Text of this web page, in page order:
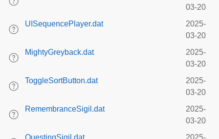
03-20
UISequencePlayer.dat
2025-
03-20
MightyGreyback.dat
2025-
03-20
ToggleSortButton.dat
2025-
03-20
RemembranceSigil.dat
2025-
03-20
QuestingSigil.dat
2025-